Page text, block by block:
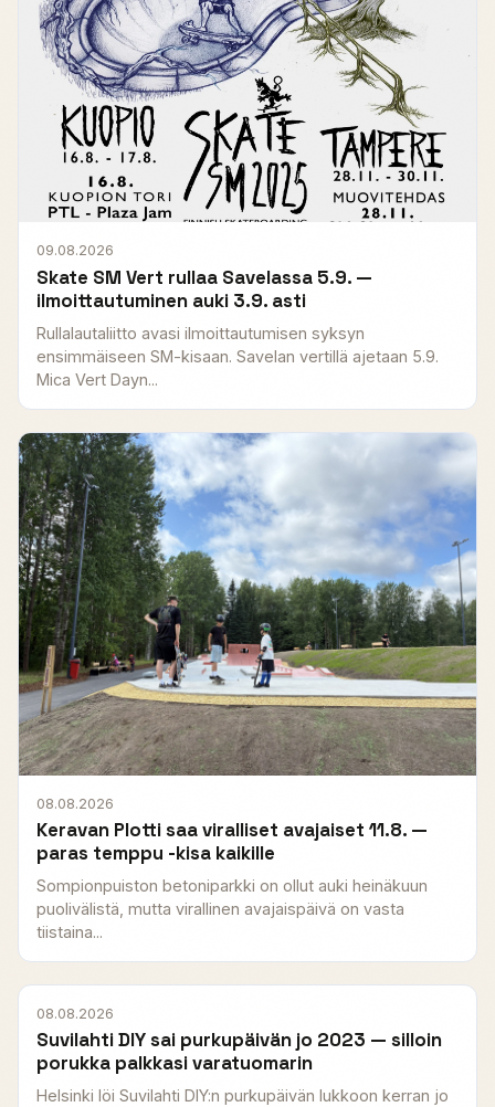
09.08.2026
Skate SM Vert rullaa Savelassa 5.9. —
ilmoittautuminen auki 3.9. asti
Rullalautaliitto avasi ilmoittautumisen syksyn
ensimmäiseen SM-kisaan. Savelan vertillä ajetaan 5.9.
Mica Vert Dayn...
08.08.2026
Keravan Plotti saa viralliset avajaiset 11.8. —
paras temppu -kisa kaikille
Sompionpuiston betoniparkki on ollut auki heinäkuun
puolivälistä, mutta virallinen avajaispäivä on vasta
tiistaina...
08.08.2026
Suvilahti DIY sai purkupäivän jo 2023 — silloin
porukka palkkasi varatuomarin
Helsinki löi Suvilahti DIY:n purkupäivän lukkoon kerran jo